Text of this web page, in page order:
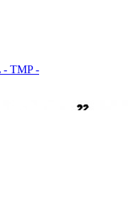
TMP -